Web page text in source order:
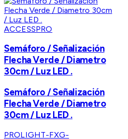
ACCESSPRO
Semáforo / Señalización
Flecha Verde / Diametro
30cm / Luz LED .
Semáforo / Señalización
Flecha Verde / Diametro
30cm / Luz LED .
PROLIGHT-FXG-